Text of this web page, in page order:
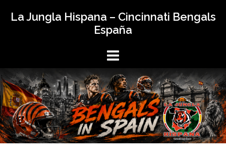
La Jungla Hispana – Cincinnati Bengals
España